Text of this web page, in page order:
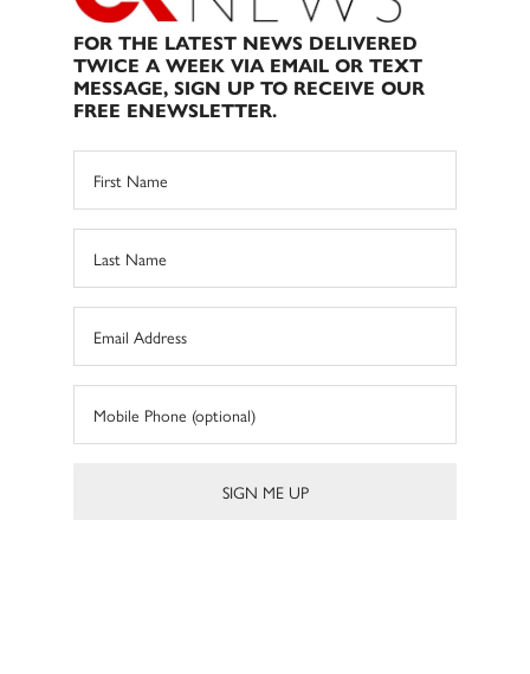
FOR THE LATEST NEWS DELIVERED
TWICE A WEEK VIA EMAIL OR TEXT
MESSAGE, SIGN UP TO RECEIVE OUR
FREE ENEWSLETTER.